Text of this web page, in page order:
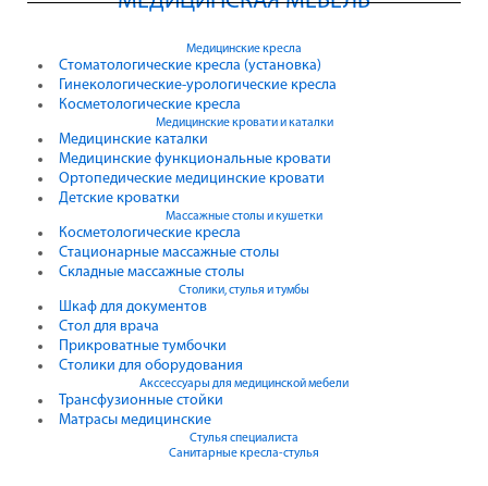
Медицинские кресла
Стоматологические кресла (установка)
Гинекологические-урологические кресла
Косметологические кресла
Медицинские кровати и каталки
Медицинские каталки
Медицинские функциональные кровати
Ортопедические медицинские кровати
Детские кроватки
Массажные столы и кушетки
Косметологические кресла
Стационарные массажные столы
Складные массажные столы
Столики, стулья и тумбы
Шкаф для документов
Стол для врача
Прикроватные тумбочки
Столики для оборудования
Акссессуары для медицинской мебели
Трансфузионные стойки
Матрасы медицинские
Стулья специалиста
Санитарные кресла-стулья